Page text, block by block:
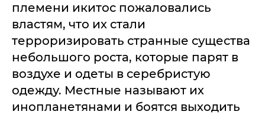
племени икитос пожаловались
властям, что их стали
терроризировать странные существа
небольшого роста, которые парят в
воздухе и одеты в серебристую
одежду. Местные называют их
инопланетянами и боятся выходить